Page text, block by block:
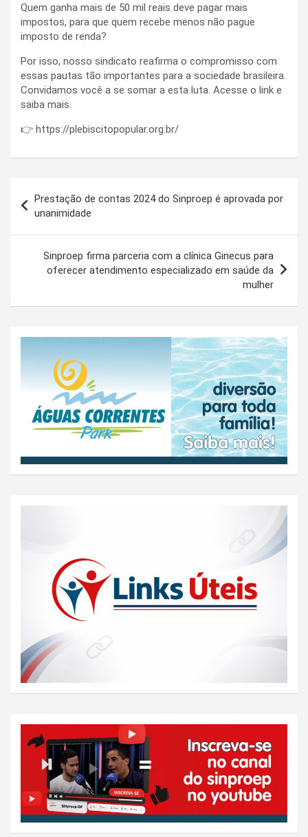
Quem ganha mais de 50 mil reais deve pagar mais
impostos, para que quem recebe menos não pague
imposto de renda?
Por isso, nosso sindicato reafirma o compromisso com
essas pautas tão importantes para a sociedade brasileira.
Convidamos você a se somar a esta luta. Acesse o link e
saiba mais:
👉 https://plebiscitopopular.org.br/
de
Post
Prestação de contas 2024 do Sinproep é aprovada por
unanimidade
Sinproep firma parceria com a clínica Ginecus para
oferecer atendimento especializado em saúde da
mulher